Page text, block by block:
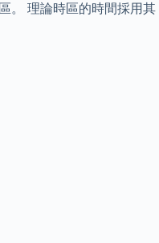
。 理論時區的時間採用其